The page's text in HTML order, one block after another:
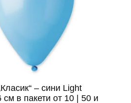
– сини Light
см в пакети от 10 | 50 и